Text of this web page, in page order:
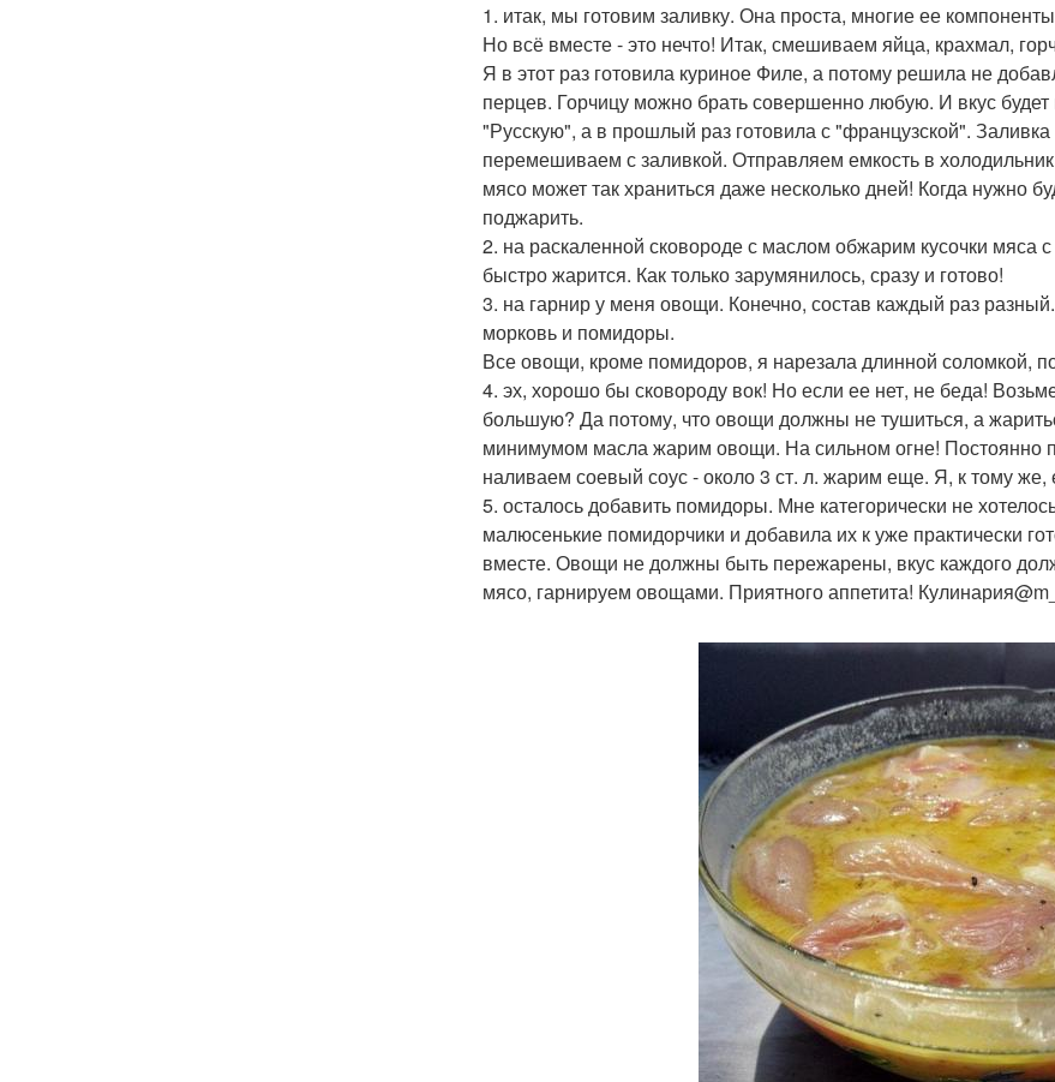
1. итак, мы готовим заливку. Она проста, многие ее
Но всё вместе - это нечто! Итак, смешиваем яйца, крахмал,
Я в этот раз готовила куриное Филе, а потому решила не
перцев. Горчицу можно брать совершенно любую. И вкус
"Русскую", а в прошлый раз готовила с "французской".
перемешиваем с заливкой. Отправляем емкость в
мясо может так храниться даже несколько дней! Когда нужно
поджарить.
2. на раскаленной сковороде с маслом обжарим кусочки мяса
быстро жарится. Как только зарумянилось, сразу и готово!
3. на гарнир у меня овощи. Конечно, состав каждый раз
морковь и помидоры.
Все овощи, кроме помидоров, я нарезала длинной соломкой,
4. эх, хорошо бы сковороду вок! Но если ее нет, не беда!
большую? Да потому, что овощи должны не тушиться, а
минимумом масла жарим овощи. На сильном огне!
наливаем соевый соус - около 3 ст. л. жарим еще. Я, к тому
5. осталось добавить помидоры. Мне категорически не
малюсенькие помидорчики и добавила их к уже практически
вместе. Овощи не должны быть пережарены, вкус каждого
мясо, гарнируем овощами. Приятного аппетита!